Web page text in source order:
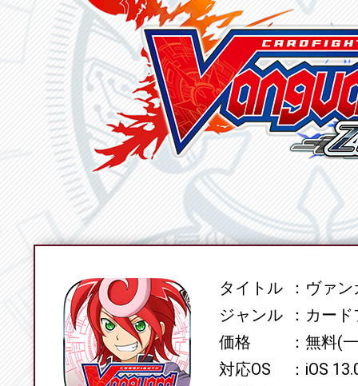
SPECタイトル
ヴァン
ジャンル
カード
価格
無料(
対応OS
iOS